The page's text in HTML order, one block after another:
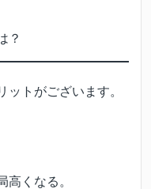
？
ットがございます。
高くなる。